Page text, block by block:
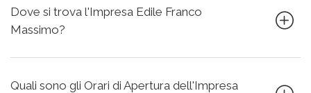
Dove si trova l'Impresa Edile Franco
Massimo?
Quali sono gli Orari di Apertura dell'Impresa